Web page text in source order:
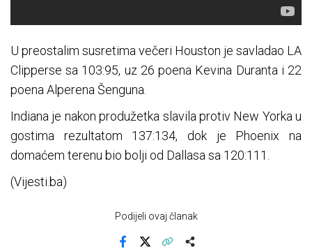
U preostalim susretima večeri Houston je savladao LA
Clipperse sa 103:95, uz 26 poena Kevina Duranta i 22
poena Alperena Šenguna.
Indiana je nakon produžetka slavila protiv New Yorka u
gostima rezultatom 137:134, dok je Phoenix na
domaćem terenu bio bolji od Dallasa sa 120:111.
(Vijesti.ba)
Podijeli ovaj članak